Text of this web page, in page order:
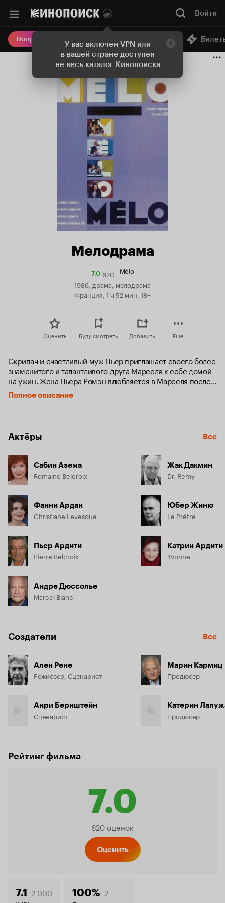
У вас включен VPN или
в вашей стране доступен
не весь каталог Кинопоиска
Войти
Попробовать Плюс Онлайн-кинотеатр
Мелодрама
7.0Рейтинг
7.0
620 Mélo
1986, драма, мелодрама
Франция, 1 ч 52 мин, 18+
Оценить Буду смотреть Добавить Еще
Скрипач и счастливый муж Пьер приглашает своего более
знаменитого и талантливого друга Марселя к себе домой
на ужин. Жена Пьера Ромэн влюбляется в Марселя после
того, как он произносит грустную речь о неверных
любовницах и богатстве своей души, и у них возникает
Полное описание
Актёры Все
Сабин Азема
Romaine Belcroix
Фанни Ардан
Christiane Levesque
Пьер Ардити
Pierre Belcroix
Андре Дюссолье
Marcel Blanc
Жак Дакмин
Dr. Remy
Юбер Жиню
Le Prêtre
Катрин Ардити
Yvonne
Создатели Все
Ален Рене
Режиссёр, Сценарист
Анри Бернштейн
Сценарист
Марин Кармиц
Продюсер
Катерин
Продюсер
Рейтинг фильма
7.0
Рейтинг
620 оценок
Оценить
7.1 2 000 100% 2